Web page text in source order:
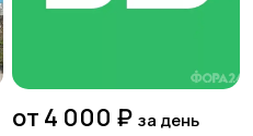
от 4 000 ₽ за день